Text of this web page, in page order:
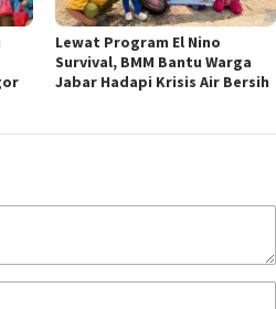
Lewat Program El Nino
Survival, BMM Bantu Warga
Jabar Hadapi Krisis Air Bersih